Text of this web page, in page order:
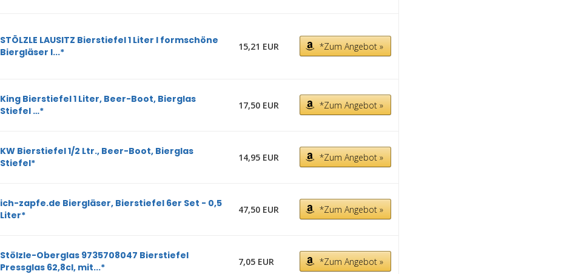
STÖLZLE LAUSITZ Bierstiefel 1 Liter I formschöne
Biergläser I...*
15,21 EUR *Zum Angebot »
King Bierstiefel 1 Liter, Beer-Boot, Bierglas
Stiefel …*
17,50 EUR *Zum Angebot »
KW Bierstiefel 1/2 Ltr., Beer-Boot, Bierglas
Stiefel*
14,95 EUR *Zum Angebot »
ich-zapfe.de Biergläser, Bierstiefel 6er Set - 0,5
Liter*
47,50 EUR *Zum Angebot »
Stölzle-Oberglas 9735708047 Bierstiefel
Pressglas 62,8cl, mit...*
7,05 EUR *Zum Angebot »